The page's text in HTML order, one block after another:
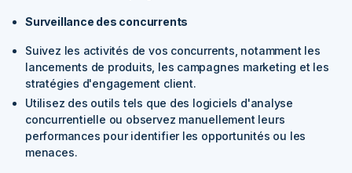
Surveillance des concurrents
Suivez les activités de vos concurrents, notamment les
lancements de produits, les campagnes marketing et les
stratégies d'engagement client.
Utilisez des outils tels que des logiciels d'analyse
concurrentielle ou observez manuellement leurs
performances pour identifier les opportunités ou les
menaces.